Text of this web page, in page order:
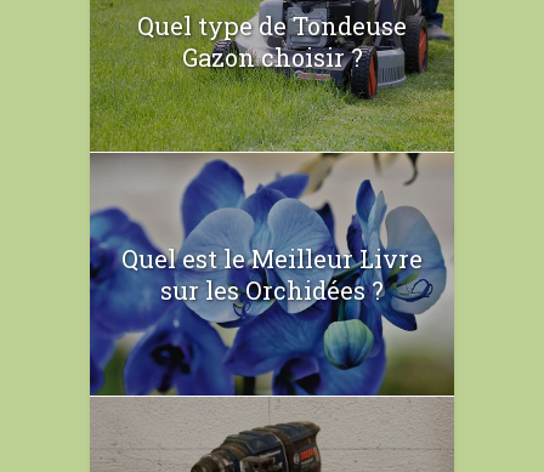
Quel type de Tondeuse
Gazon choisir ?
Quel est le Meilleur Livre
sur les Orchidées ?